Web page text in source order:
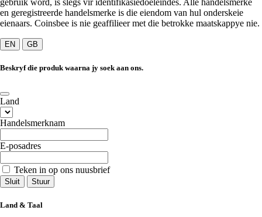
en geregistreerde handelsmerke is die eiendom van hul onderskeie
eienaars. Coinsbee is nie geaffilieer met die betrokke maatskappye nie.
EN GB
Beskryf die produk waarna jy soek aan ons.
Land
Handelsmerknam
E-posadres
Teken in op ons nuusbrief
Sluit Stuur
Land & Taal